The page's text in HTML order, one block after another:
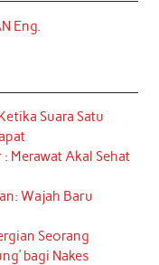
Eng.
Suara Satu
Merawat Akal Sehat
Wajah Baru
Seorang
bagi Nakes